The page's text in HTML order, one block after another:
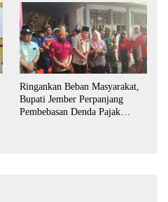
Ringankan Beban Masyarakat,
Bupati Jember Perpanjang
Pembebasan Denda Pajak